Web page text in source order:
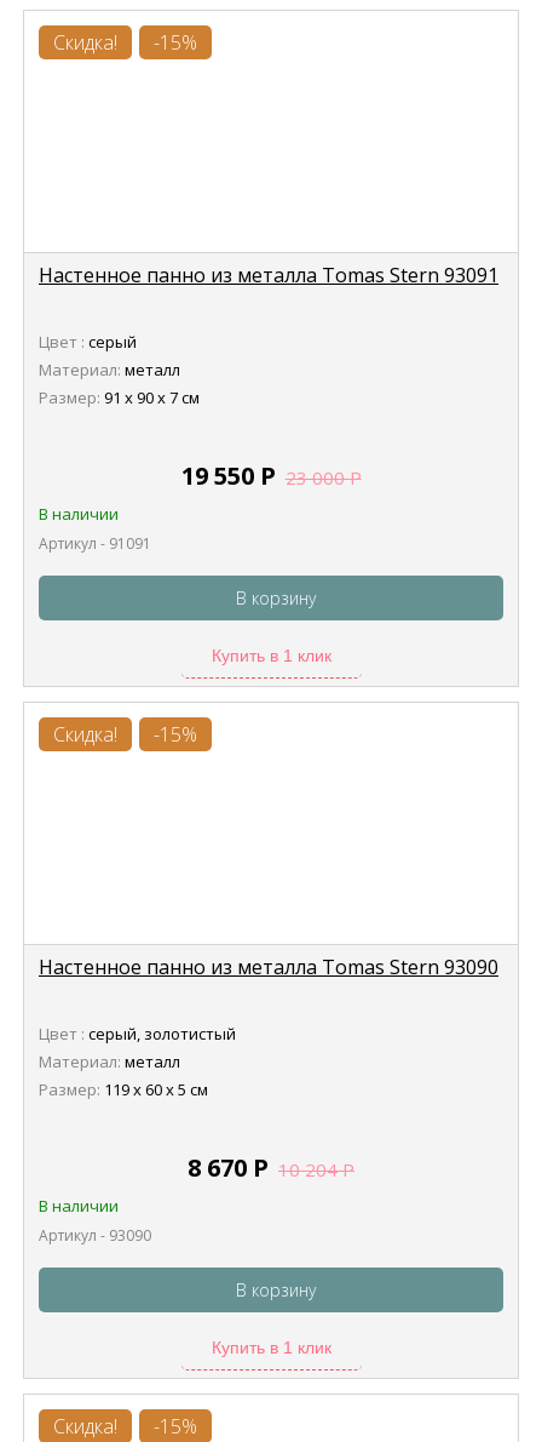
Скидка! -15%
Настенное панно из металла Tomas Stern 93091
Цвет : серый
Материал: металл
Размер: 91 х 90 х 7 см
19 550 Р 23 000Р
В наличии
Артикул - 91091
В корзину
Купить в 1 клик
Скидка! -15%
Настенное панно из металла Tomas Stern 93090
Цвет : серый, золотистый
Материал: металл
Размер: 119 х 60 х 5 см
8 670 Р 10 204Р
В наличии
Артикул - 93090
В корзину
Купить в 1 клик
Скидка! -15%